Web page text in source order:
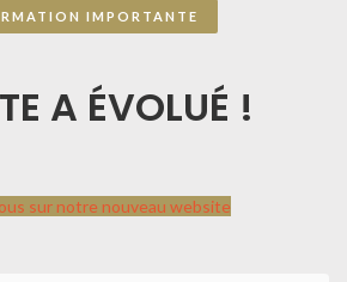
IMPORTANTE
A ÉVOLUÉ !
sur notre nouveau website